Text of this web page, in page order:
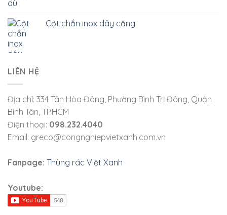
Cột chắn inox dây căng
LIÊN HỆ
Địa chỉ: 334 Tân Hòa Đông, Phường Bình Trị Đông, Quận
Bình Tân, TP.HCM
Điện thoại: 098.232.4040
Email: greco@congnghiepvietxanh.com.vn
Fanpage: Thùng rác Việt Xanh
Youtube: